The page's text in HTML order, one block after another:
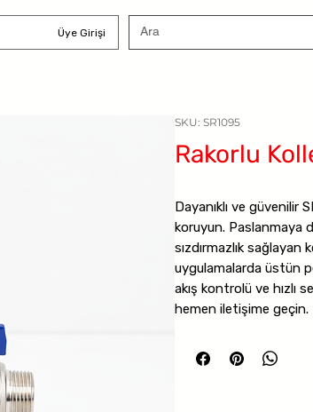
Üye Girişi
SKU: SR1095
Rakorlu
Dayanıklı ve güvenilir
koruyun. Paslanmaya
sızdırmazlık
uygulamalarda üstün
akış kontrolü ve hızlı
hemen iletişime geçin.